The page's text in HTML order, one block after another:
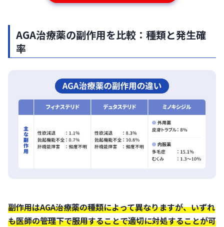
AGA治療薬の副作用を比較：種類と発生確
率
副作用はAGA治療薬の種類によって異なりますが、いずれ
も医師の管理下で服用することで適切に対処することが可